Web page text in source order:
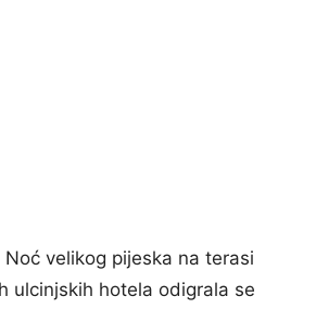
velikog pijeska na terasi
ulcinjskih hotela odigrala se